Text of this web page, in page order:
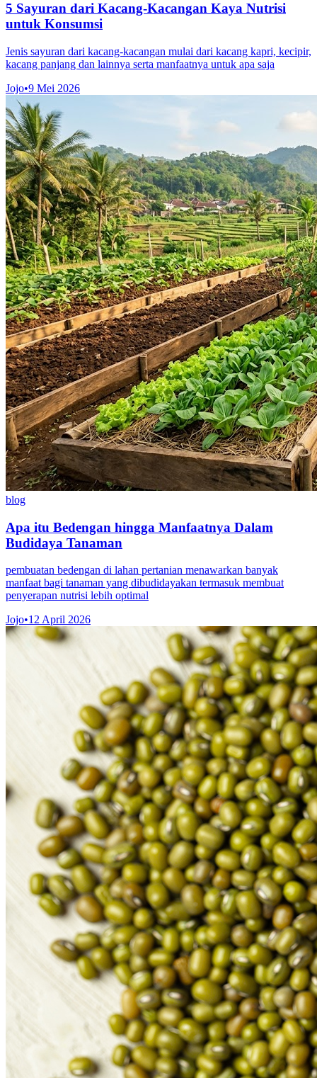
5 Sayuran dari Kacang-Kacangan Kaya Nutrisi
untuk Konsumsi
Jenis sayuran dari kacang-kacangan mulai dari kacang kapri, kecipir,
kacang panjang dan lainnya serta manfaatnya untuk apa saja
Jojo•9 Mei 2026
blog
Apa itu Bedengan hingga Manfaatnya Dalam
Budidaya Tanaman
pembuatan bedengan di lahan pertanian menawarkan banyak
manfaat bagi tanaman yang dibudidayakan termasuk membuat
penyerapan nutrisi lebih optimal
Jojo•12 April 2026